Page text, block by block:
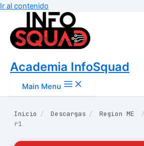
Ir al contenido
Academia InfoSquad
Main Menu
Inicio / Descargas / Region ME /
r1